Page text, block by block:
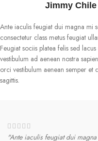
Jimmy
Ante iaculis feugiat dui magna mi
consectetur class metus feugiat
Feugiat sociis platea felis sed
vestibulum ad aenean nostra
orci vestibulum aenean semper
sagittis.
"Ante iaculis feugiat dui